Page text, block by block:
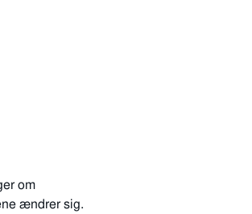
om
ændrer sig.